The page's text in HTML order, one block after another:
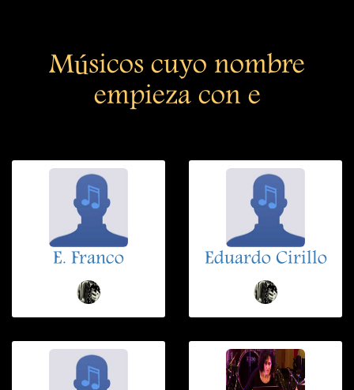
Músicos cuyo nombre
empieza con e
E. Franco Eduardo Cirillo